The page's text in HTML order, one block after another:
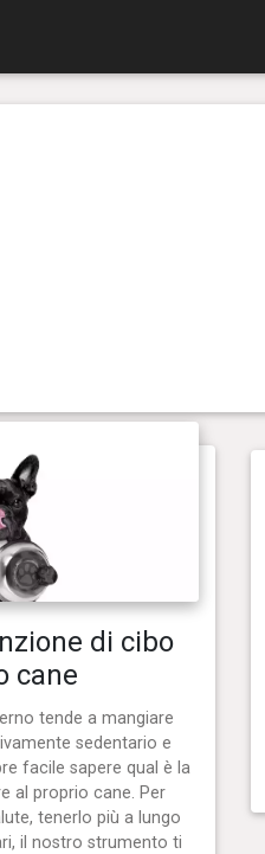
di cibo
cane
tende a mangiare
sedentario e
facile sapere qual è la
al proprio cane. Per
tenerlo più a lungo
il nostro strumento ti